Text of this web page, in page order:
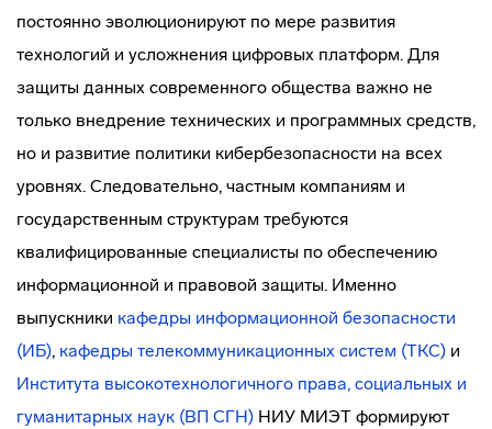
постоянно эволюционируют по мере развития
технологий и усложнения цифровых платформ. Для
защиты данных современного общества важно не
только внедрение технических и программных средств,
но и развитие политики кибербезопасности на всех
уровнях. Следовательно, частным компаниям и
государственным структурам требуются
квалифицированные специалисты по обеспечению
информационной и правовой защиты. Именно
выпускники кафедры информационной безопасности
(ИБ), кафедры телекоммуникационных систем (ТКС) и
Института высокотехнологичного права, социальных и
гуманитарных наук (ВП СГН) НИУ МИЭТ формируют